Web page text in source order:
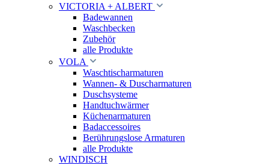
VICTORIA + ALBERT
Badewannen
Waschbecken
Zubehör
alle Produkte
VOLA
Waschtischarmaturen
Wannen- & Duscharmaturen
Duschsysteme
Handtuchwärmer
Küchenarmaturen
Badaccessoires
Berührungslose Armaturen
alle Produkte
WINDISCH